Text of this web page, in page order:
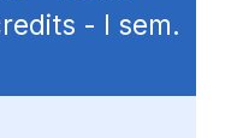
- I sem.